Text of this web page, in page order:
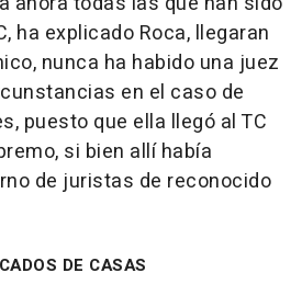
ha explicado Roca, llegaran
nunca ha habido una juez
en el caso de
puesto que ella llegó al TC
si bien allí había
de juristas de reconocido
DE CASAS